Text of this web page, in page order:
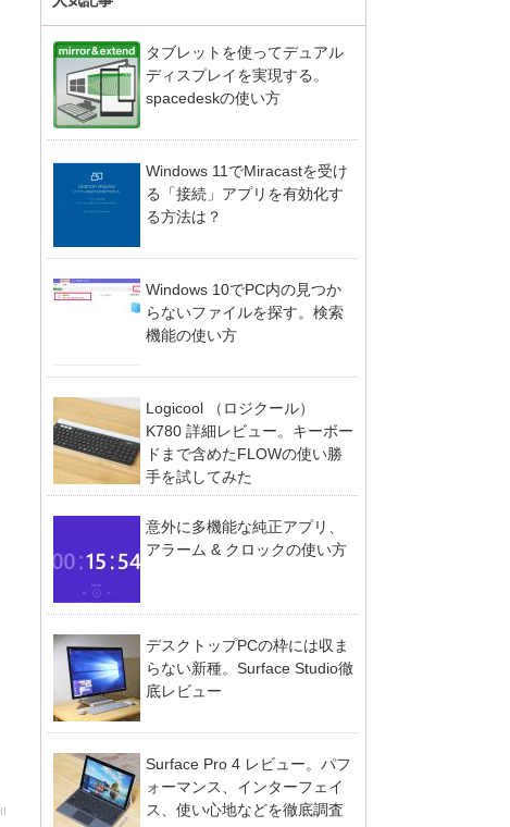
タブレットを使ってデュアル
ディスプレイを実現する。
spacedeskの使い方
Windows 11でMiracastを受け
る「接続」アプリを有効化す
る方法は？
Windows 10でPC内の見つか
らないファイルを探す。検索
機能の使い方
Logicool （ロジクール）
K780 詳細レビュー。キーボー
ドまで含めたFLOWの使い勝
手を試してみた
意外に多機能な純正アプリ、
アラーム & クロックの使い方
デスクトップPCの枠には収ま
らない新種。Surface Studio徹
底レビュー
Surface Pro 4 レビュー。パフ
ォーマンス、インターフェイ
ス、使い心地などを徹底調査